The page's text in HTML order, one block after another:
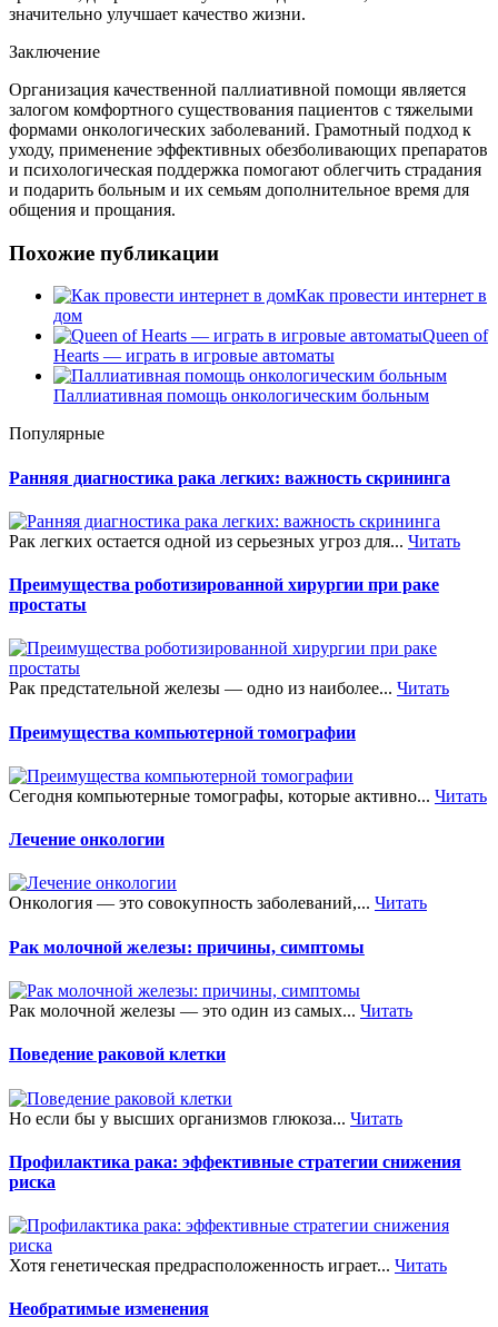
значительно улучшает качество жизни.
Заключение
Организация качественной паллиативной помощи является
залогом комфортного существования пациентов с тяжелыми
формами онкологических заболеваний. Грамотный подход к
уходу, применение эффективных обезболивающих препаратов
и психологическая поддержка помогают облегчить страдания
и подарить больным и их семьям дополнительное время для
общения и прощания.
Похожие публикации
Как провести интернет в
дом
Queen of
Hearts — играть в игровые автоматы
Паллиативная помощь онкологическим больным
Популярные
Ранняя диагностика рака легких: важность скрининга
Рак легких остается одной из серьезных угроз для... Читать
Преимущества роботизированной хирургии при раке
простаты
Рак предстательной железы — одно из наиболее... Читать
Преимущества компьютерной томографии
Сегодня компьютерные томографы, которые активно... Читать
Лечение онкологии
Онкология — это совокупность заболеваний,... Читать
Рак молочной железы: причины, симптомы
Рак молочной железы — это один из самых... Читать
Поведение раковой клетки
Но если бы у высших организмов глюкоза... Читать
Профилактика рака: эффективные стратегии снижения
риска
Хотя генетическая предрасположенность играет... Читать
Необратимые изменения